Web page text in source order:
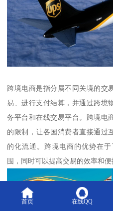
跨境电商是指分属不同关境的交
易、进行支付结算，并通过跨境
务平台和在线交易平台。跨境电
的限制，让各国消费者直接通过
的化流通。跨境电商的优势在
围，同时可以提高交易的效率和便
首页 在线QQ